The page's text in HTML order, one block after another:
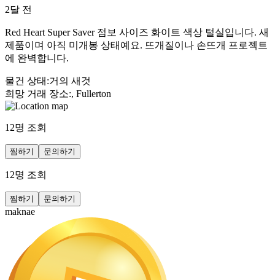
2달 전
Red Heart Super Saver 점보 사이즈 화이트 색상 털실입니다. 새
제품이며 아직 미개봉 상태예요. 뜨개질이나 손뜨개 프로젝트
에 완벽합니다.
물건 상태 :거의 새것
희망 거래 장소:, Fullerton
12명 조회
찜하기 문의하기
12명 조회
찜하기 문의하기
maknae